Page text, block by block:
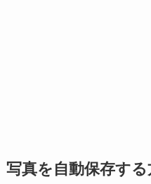
写真を自動保存する